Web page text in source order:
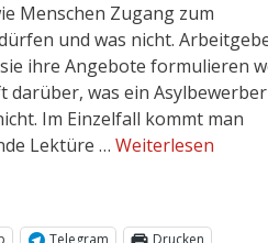
Menschen Zugang zum
und was nicht.
ihre Angebote formulieren
was ein
Im Einzelfall kommt man
Lektüre … Weiterlesen